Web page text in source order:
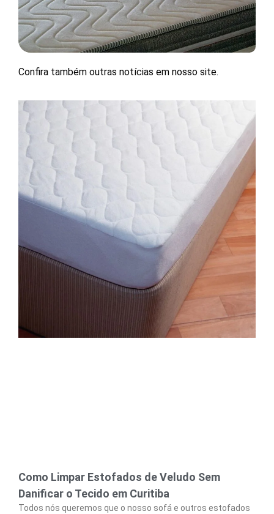
Confira também outras notícias em nosso site.
Como Limpar Estofados de Veludo Sem
Danificar o Tecido em Curitiba
Todos nós queremos que o nosso sofá e outros estofados